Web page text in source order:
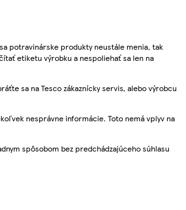
potravinárske produkty neustále menia, tak
etiketu výrobku a nespoliehať sa len na
sa na Tesco zákaznícky servis, alebo výrobcu
nesprávne informácie. Toto nemá vplyv na
spôsobom bez predchádzajúceho súhlasu